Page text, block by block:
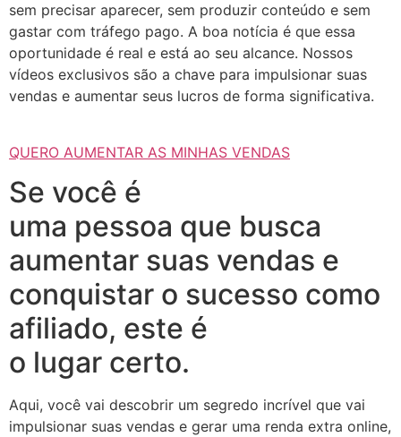
sem precisar aparecer, sem produzir conteúdo e sem
gastar com tráfego pago. A boa notícia é que essa
oportunidade é real e está ao seu alcance. Nossos
vídeos exclusivos são a chave para impulsionar suas
vendas e aumentar seus lucros de forma significativa.
QUERO AUMENTAR AS MINHAS VENDAS
Se você é
uma pessoa que busca
aumentar suas vendas e
conquistar o sucesso como
afiliado, este é
o lugar certo.
Aqui, você vai descobrir um segredo incrível que vai
impulsionar suas vendas e gerar uma renda extra online,